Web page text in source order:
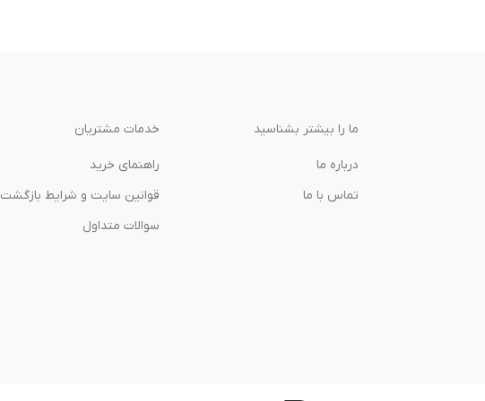
ما را بیشتر بشناسید
درباره‌ ما
تماس با ما
خدمات مشتریان
راهنمای خرید
قوانین سایت و شرایط بازگشت
سوالات متداول